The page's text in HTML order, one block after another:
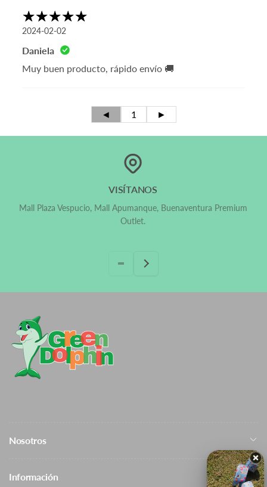
2024-02-02
Daniela
Muy buen producto, rápido envío 🚚
◄ 1 ►
VISÍTANOS
Mall Plaza Vespucio, Mall Apumanque, Buenaventura Premium
Outlet.
Nosotros
Información